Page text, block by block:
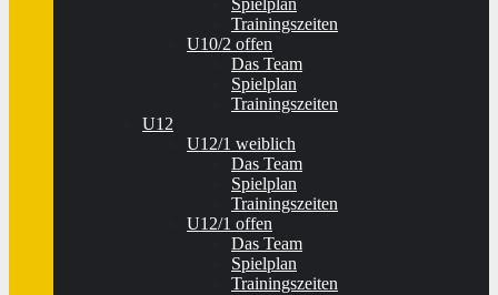
Spielplan
Trainingszeiten
U10/2 offen
Das Team
Spielplan
Trainingszeiten
U12
U12/1 weiblich
Das Team
Spielplan
Trainingszeiten
U12/1 offen
Das Team
Spielplan
Trainingszeiten